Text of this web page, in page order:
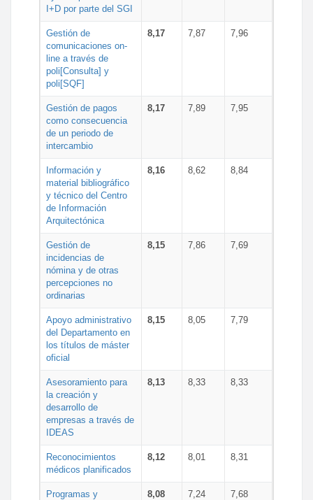
I+D por parte del SGI
Gestión de
comunicaciones on-
line a través de
poli[Consulta] y
poli[SQF]
8,17 7,87 7,96
Gestión de pagos
como consecuencia
de un periodo de
intercambio
8,17 7,89 7,95
Información y
material bibliográfico
y técnico del Centro
de Información
Arquitectónica
8,16 8,62 8,84
Gestión de
incidencias de
nómina y de otras
percepciones no
ordinarias
8,15 7,86 7,69
Apoyo administrativo
del Departamento en
los títulos de máster
oficial
8,15 8,05 7,79
Asesoramiento para
la creación y
desarrollo de
empresas a través de
IDEAS
8,13 8,33 8,33
Reconocimientos
médicos planificados
8,12 8,01 8,31
Programas y
8,08 7,24 7,68